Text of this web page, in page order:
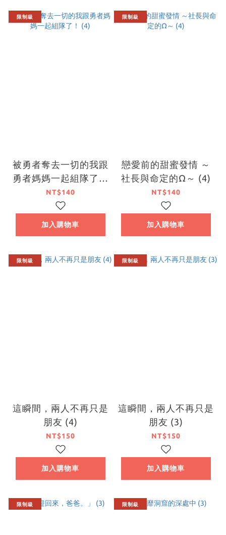
限制級
被勇者奪去一切的我跟
勇者媽媽一起組隊了！
(4)
NT$140
加入購物車
限制級
戀愛前的甜蜜發情 ～
社長與命定的Ω～ (4)
NT$140
加入購物車
限制級
這瞬間，兩人不再只是
朋友 (4)
NT$150
加入購物車
限制級
這瞬間，兩人不再只是
朋友 (3)
NT$150
加入購物車
限制級 限制級